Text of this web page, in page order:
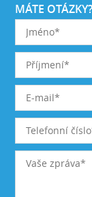
MÁTE